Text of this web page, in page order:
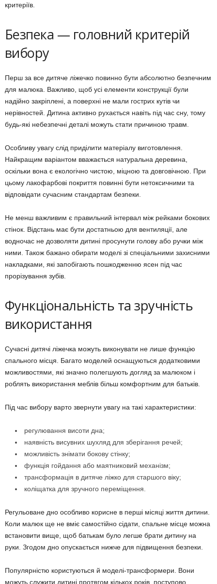
критеріїв.
Безпека — головний критерій
вибору
Перш за все дитяче ліжечко повинно бути абсолютно безпечним
для малюка. Важливо, щоб усі елементи конструкції були
надійно закріплені, а поверхні не мали гострих кутів чи
нерівностей. Дитина активно рухається навіть під час сну, тому
будь-які небезпечні деталі можуть стати причиною травм.
Особливу увагу слід приділити матеріалу виготовлення.
Найкращим варіантом вважається натуральна деревина,
оскільки вона є екологічно чистою, міцною та довговічною. При
цьому лакофарбові покриття повинні бути нетоксичними та
відповідати сучасним стандартам безпеки.
Не менш важливим є правильний інтервал між рейками бокових
стінок. Відстань має бути достатньою для вентиляції, але
водночас не дозволяти дитині просунути голову або ручки між
ними. Також бажано обирати моделі зі спеціальними захисними
накладками, які запобігають пошкодженню ясен під час
прорізування зубів.
Функціональність та зручність
використання
Сучасні дитячі ліжечка можуть виконувати не лише функцію
спального місця. Багато моделей оснащуються додатковими
можливостями, які значно полегшують догляд за малюком і
роблять використання меблів більш комфортним для батьків.
Під час вибору варто звернути увагу на такі характеристики:
регулювання висоти дна;
наявність висувних шухляд для зберігання речей;
можливість знімати бокову стінку;
функція гойдання або маятниковий механізм;
трансформація в дитяче ліжко для старшого віку;
коліщатка для зручного переміщення.
Регульоване дно особливо корисне в перші місяці життя дитини.
Коли малюк ще не вміє самостійно сідати, спальне місце можна
встановити вище, щоб батькам було легше брати дитину на
руки. Згодом дно опускається нижче для підвищення безпеки.
Популярністю користуються й моделі-трансформери. Вони
можуть служити дитині протягом кількох років, поступово